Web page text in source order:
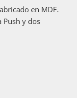
en MDF.
Push y dos